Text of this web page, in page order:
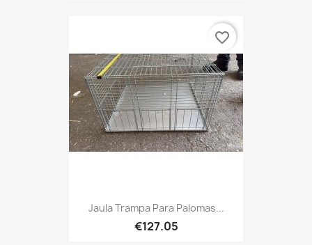
Jaula Trampa Para Palomas...
€127.05
favorite_border